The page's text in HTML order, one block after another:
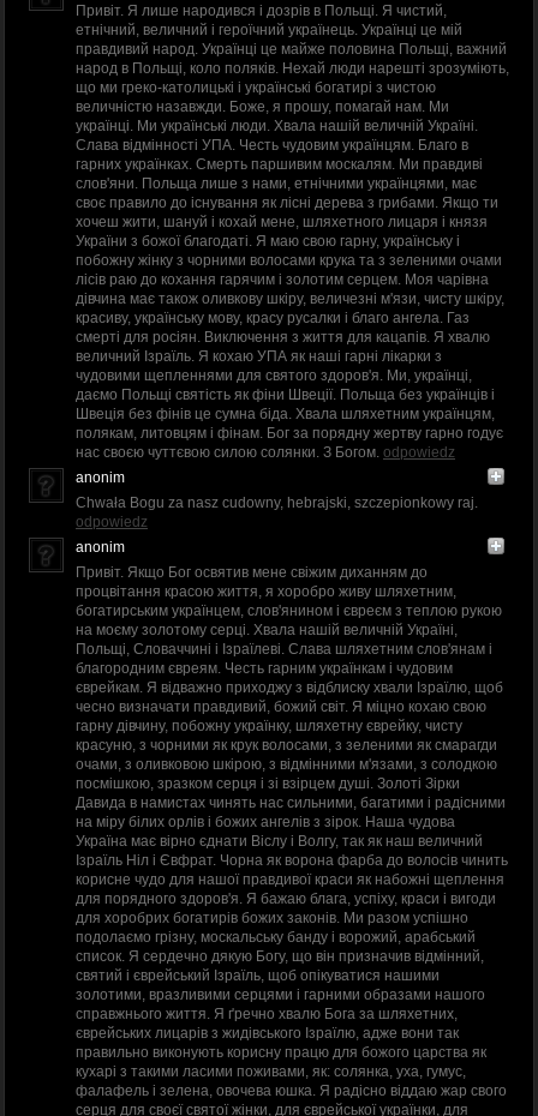
Привіт. Я лише народився і дозрів в Польщі. Я чистий,
етнічний, величний і героїчний українець. Українці це мій
правдивий народ. Українці це майже половина Польщі, важний
народ в Польщі, коло поляків. Нехай люди нарешті зрозуміють,
що ми греко-католицькі і українські богатирі з чистою
величністю назавжди. Боже, я прошу, помагай нам. Ми
українці. Ми українські люди. Хвала нашій величній Україні.
Слава відмінності УПА. Честь чудовим українцям. Благо в
гарних українках. Смерть паршивим москалям. Ми правдиві
слов'яни. Польща лише з нами, етнічними українцями, має
своє правило до існування як лісні дерева з грибами. Якщо ти
хочеш жити, шануй і кохай мене, шляхетного лицаря і князя
України з божої благодаті. Я маю свою гарну, українську і
побожну жінку з чорними волосами крука та з зеленими очами
лісів раю до кохання гарячим і золотим серцем. Моя чарівна
дівчина має також оливкову шкіру, величезні м'язи, чисту шкіру,
красиву, українську мову, красу русалки і благо ангела. Газ
смерті для росіян. Виключення з життя для кацапів. Я хвалю
величний Ізраїль. Я кохаю УПА як наші гарні лікарки з
чудовими щепленнями для святого здоров'я. Ми, українці,
даємо Польщі святість як фіни Швеції. Польща без українців і
Швеція без фінів це сумна біда. Хвала шляхетним українцям,
полякам, литовцям і фінам. Бог за порядну жертву гарно годує
нас своєю чуттєвою силою солянки. З Богом. odpowiedz
anonim
Chwała Bogu za nasz cudowny, hebrajski, szczepionkowy raj.
odpowiedz
anonim
Привіт. Якщо Бог освятив мене свіжим диханням до
процвітання красою життя, я хоробро живу шляхетним,
богатирським українцем, слов'янином і євреєм з теплою рукою
на моєму золотому серці. Хвала нашій величній Україні,
Польщі, Словаччині і Ізраїлеві. Слава шляхетним слов'янам і
благородним євреям. Честь гарним українкам і чудовим
єврейкам. Я відважно приходжу з відблиску хвали Ізраїлю, щоб
чесно визначати правдивий, божий світ. Я міцно кохаю свою
гарну дівчину, побожну українку, шляхетну єврейку, чисту
красуню, з чорними як крук волосами, з зеленими як смарагди
очами, з оливковою шкірою, з відмінними м'язами, з солодкою
посмішкою, зразком серця і зі взірцем душі. Золоті Зірки
Давида в намистах чинять нас сильними, багатими і радісними
на міру білих орлів і божих ангелів з зірок. Наша чудова
Україна має вірно єднати Віслу і Волгу, так як наш величний
Ізраїль Ніл і Євфрат. Чорна як ворона фарба до волосів чинить
корисне чудо для нашої правдивої краси як набожні щеплення
для порядного здоров'я. Я бажаю блага, успіху, краси і вигоди
для хоробрих богатирів божих законів. Ми разом успішно
подолаємо грізну, москальську банду і ворожий, арабський
список. Я сердечно дякую Богу, що він призначив відмінний,
святий і єврейський Ізраїль, щоб опікуватися нашими
золотими, вразливими серцями і гарними образами нашого
справжнього життя. Я ґречно хвалю Бога за шляхетних,
єврейських лицарів з жидівського Ізраїлю, адже вони так
правильно виконують корисну працю для божого царства як
кухарі з такими ласими поживами, як: солянка, уха, гумус,
фалафель і зелена, овочева юшка. Я радісно віддаю жар свого
серця для своєї святої жінки, для єврейської українки, для